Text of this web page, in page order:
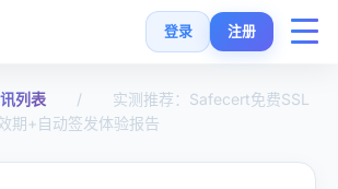
登录 注册
列表 /
实测推荐：Safecert免费SSL
期+自动签发体验报告